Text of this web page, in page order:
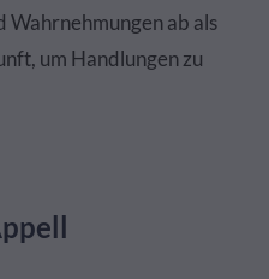
Wahrnehmungen ab als
um Handlungen zu